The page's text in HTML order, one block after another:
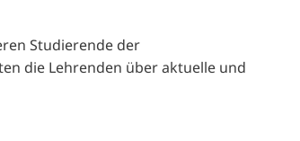
Studierende der
die Lehrenden über aktuelle und